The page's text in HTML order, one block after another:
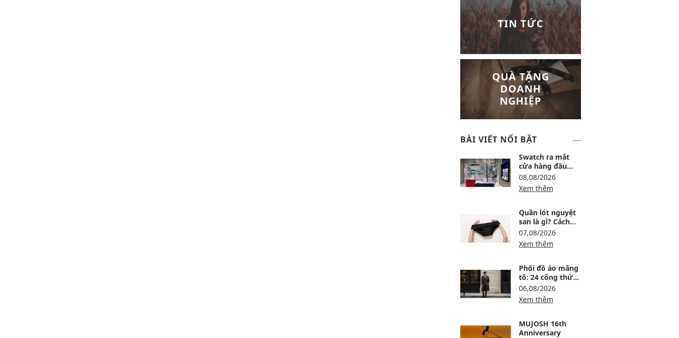
TIN TỨC
QUÀ TẶNG
DOANH
NGHIỆP
BÀI VIẾT NỔI BẬT
Swatch ra mắt
cửa hàng đầu
tiên tại Lotte Mall
Tây Hồ
08,08/2026
Xem thêm
Quần lót nguyệt
san là gì? Cách
dùng, ưu nhược
điểm và lưu ý khi
chọn
07,08/2026
Xem thêm
Phối đồ áo măng
tô: 24 công thức
sang, ấm và
không bị nuốt
dáng
06,08/2026
Xem thêm
MUJOSH 16th
Anniversary